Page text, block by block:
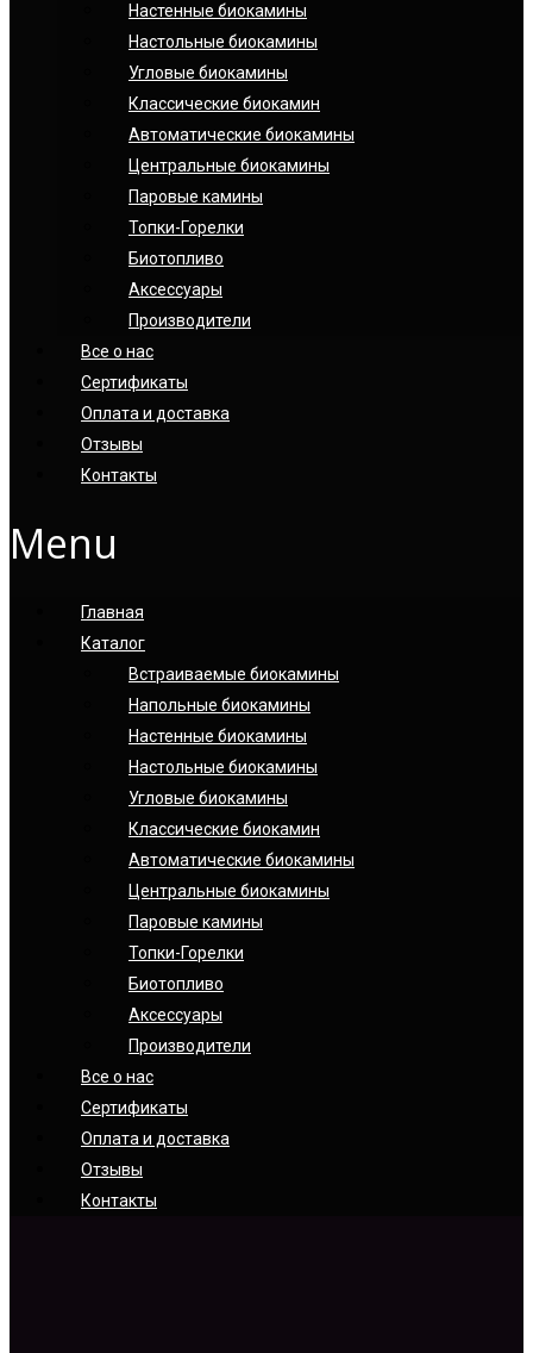
Настенные биокамины
Настoльные биокамины
Угловые биокамины
Классические биокамин
Автоматические биокамины
Центральные биокамины
Паровые камины
Топки-Горелки
Биотопливо
Аксессуары
Производители
Все о нас
Сертификаты
Оплата и доставка
Отзывы
Контакты
Menu
Главная
Каталог
Встраиваемые биокамины
Напольные биокамины
Настенные биокамины
Настoльные биокамины
Угловые биокамины
Классические биокамин
Автоматические биокамины
Центральные биокамины
Паровые камины
Топки-Горелки
Биотопливо
Аксессуары
Производители
Все о нас
Сертификаты
Оплата и доставка
Отзывы
Контакты